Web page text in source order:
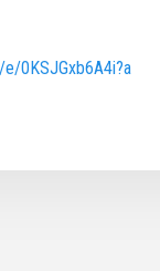
0KSJGxb6A4i?a